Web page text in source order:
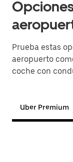
Prueba estas
aeropuerto
coche con
Uber Premium